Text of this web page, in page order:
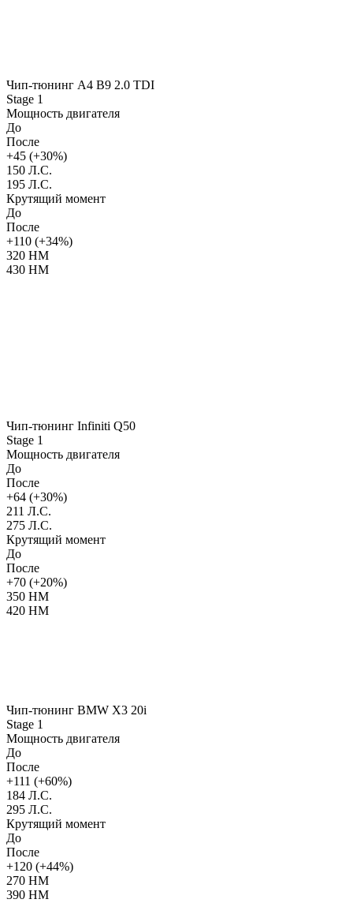
Чип-тюнинг A4 B9 2.0 TDI
Stage 1
Мощность двигателя
До
После
+45 (+30%)
150 Л.С.
195 Л.С.
Крутящий момент
До
После
+110 (+34%)
320 НМ
430 НМ
Чип-тюнинг Infiniti Q50
Stage 1
Мощность двигателя
До
После
+64 (+30%)
211 Л.С.
275 Л.С.
Крутящий момент
До
После
+70 (+20%)
350 НМ
420 НМ
Чип-тюнинг BMW X3 20i
Stage 1
Мощность двигателя
До
После
+111 (+60%)
184 Л.С.
295 Л.С.
Крутящий момент
До
После
+120 (+44%)
270 НМ
390 НМ